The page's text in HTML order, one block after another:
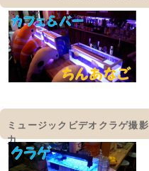
ミュージックビデオクラゲ撮
力